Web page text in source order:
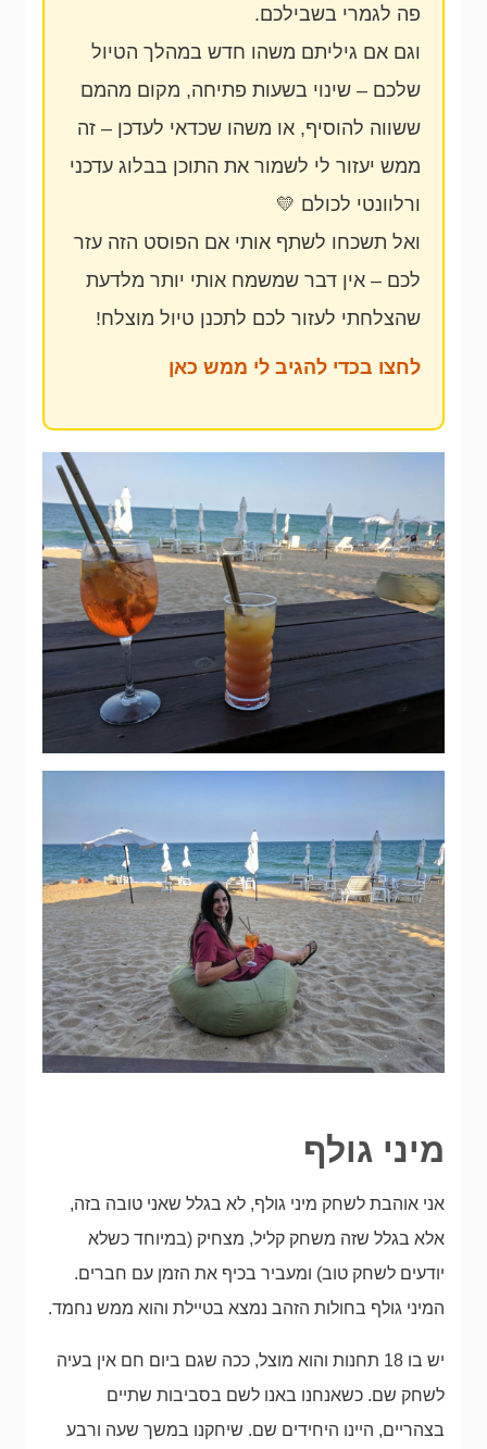
פה לגמרי בשבילכם.
וגם אם גיליתם משהו חדש במהלך הטיול
שלכם – שינוי בשעות פתיחה, מקום מהמם
ששווה להוסיף, או משהו שכדאי לעדכן – זה
ממש יעזור לי לשמור את התוכן בבלוג עדכני
ורלוונטי לכולם 💛
ואל תשכחו לשתף אותי אם הפוסט הזה עזר
לכם – אין דבר שמשמח אותי יותר מלדעת
שהצלחתי לעזור לכם לתכנן טיול מוצלח!
לחצו בכדי להגיב לי ממש כאן
מיני גולף
אני אוהבת לשחק מיני גולף, לא בגלל שאני טובה בזה,
אלא בגלל שזה משחק קליל, מצחיק (במיוחד כשלא
יודעים לשחק טוב) ומעביר בכיף את הזמן עם חברים.
המיני גולף בחולות הזהב נמצא בטיילת והוא ממש נחמד.
יש בו 18 תחנות והוא מוצל, ככה שגם ביום חם אין בעיה
לשחק שם. כשאנחנו באנו לשם בסביבות שתיים
בצהריים, היינו היחידים שם. שיחקנו במשך שעה ורבע